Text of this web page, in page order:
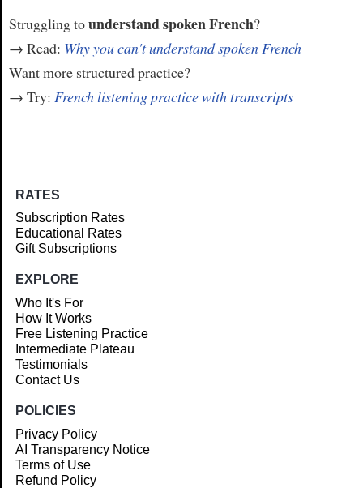
Struggling tounderstand spoken French?
→ Read: Why you can't understand spoken French
Want more structured practice?
→ Try: French listening practice with transcripts
RATES
Subscription Rates
Educational Rates
Gift Subscriptions
EXPLORE
Who It's For
How It Works
Free Listening Practice
Intermediate Plateau
Testimonials
Contact Us
POLICIES
Privacy Policy
AI Transparency Notice
Terms of Use
Refund Policy